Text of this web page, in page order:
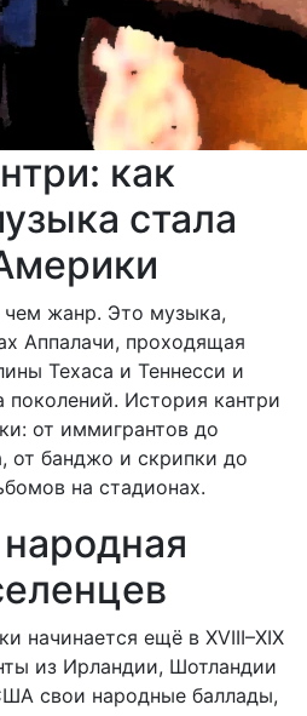
как
стала
жанр. Это музыка,
Аппалачи, проходящая
Техаса и Теннесси и
поколений. История кантри
от иммигрантов до
от банджо и скрипки до
на стадионах.
начинается ещё в XVIII–XIX
из Ирландии, Шотландии
свои народные баллады,